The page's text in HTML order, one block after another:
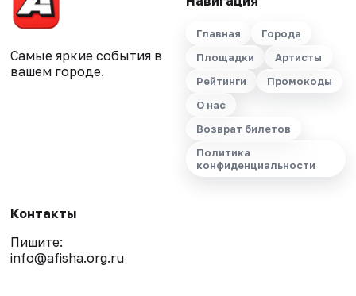
Самые яркие события в
вашем городе.
Главная
Города
Площадки
Артисты
Рейтинги
Промокоды
О нас
Возврат билетов
Политика
конфиденциальности
Контакты
Пишите:
info@afisha.org.ru